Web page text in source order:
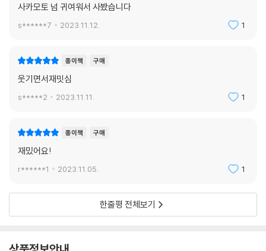
사카모토 넘 귀여워서 사봤습니다
s******7 2023.11.12. 1
종이책 구매
웃기면서재밋심
s*****2 2023.11.11. 1
종이책 구매
재밌어요!
r******1 2023.11.05. 1
한줄평 전체보기